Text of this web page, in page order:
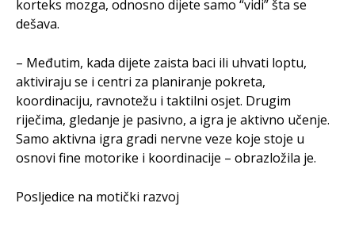
korteks mozga, odnosno dijete samo “vidi” šta se
dešava.
– Međutim, kada dijete zaista baci ili uhvati loptu,
aktiviraju se i centri za planiranje pokreta,
koordinaciju, ravnotežu i taktilni osjet. Drugim
riječima, gledanje je pasivno, a igra je aktivno učenje.
Samo aktivna igra gradi nervne veze koje stoje u
osnovi fine motorike i koordinacije – obrazložila je.
Posljedice na motički razvoj